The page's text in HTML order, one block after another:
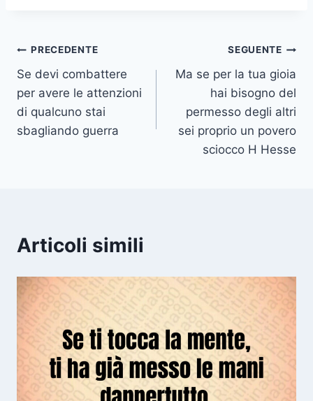
Navigazione
articoli
PRECEDENTE
Se devi combattere
per avere le attenzioni
di qualcuno stai
sbagliando guerra
SEGUENTE
Ma se per la tua gioia
hai bisogno del
permesso degli altri
sei proprio un povero
sciocco H Hesse
Articoli simili